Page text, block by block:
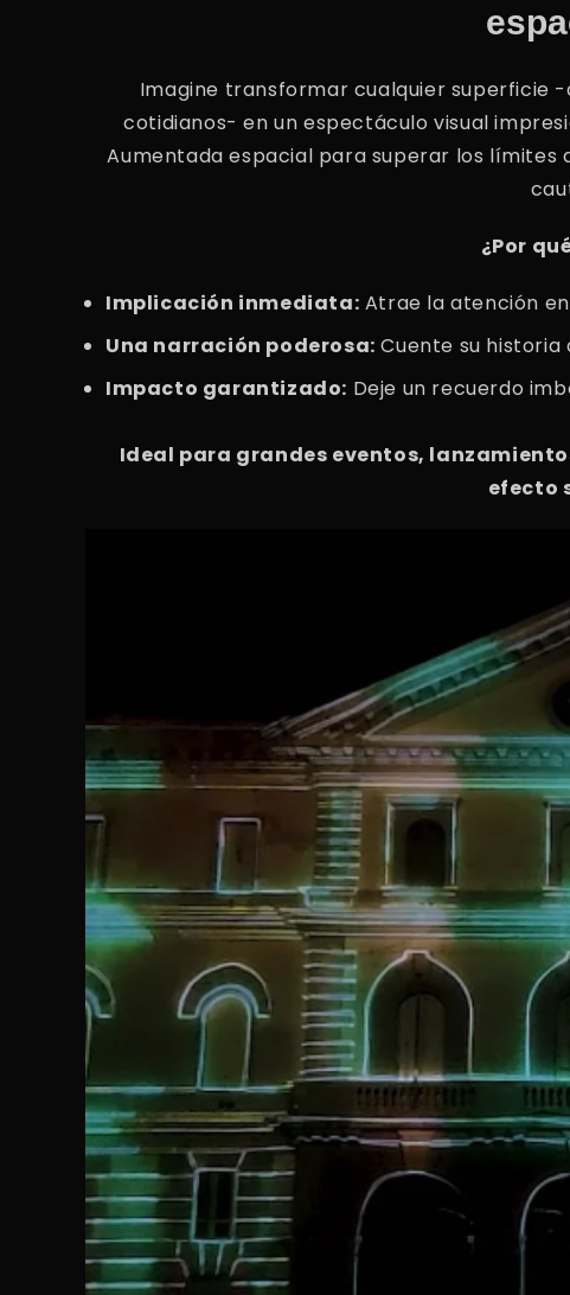
Imagine transformar cualquier superficie
cotidianos- en un espectáculo visual
Aumentada espacial para superar los
¿Por
Implicación inmediata: Atrae la atención
Una narración poderosa: Cuente su
Impacto garantizado: Deje un recuerdo
Ideal para grandes eventos,
efecto